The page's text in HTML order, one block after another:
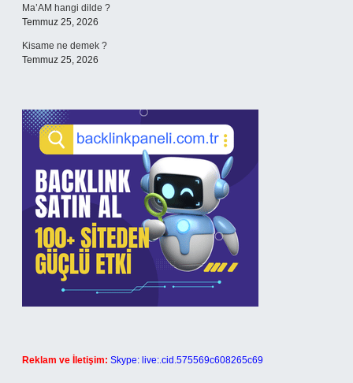
Ma’AM hangi dilde ?
Temmuz 25, 2026
Kisame ne demek ?
Temmuz 25, 2026
Reklam ve İletişim: Skype: live:.cid.575569c608265c69